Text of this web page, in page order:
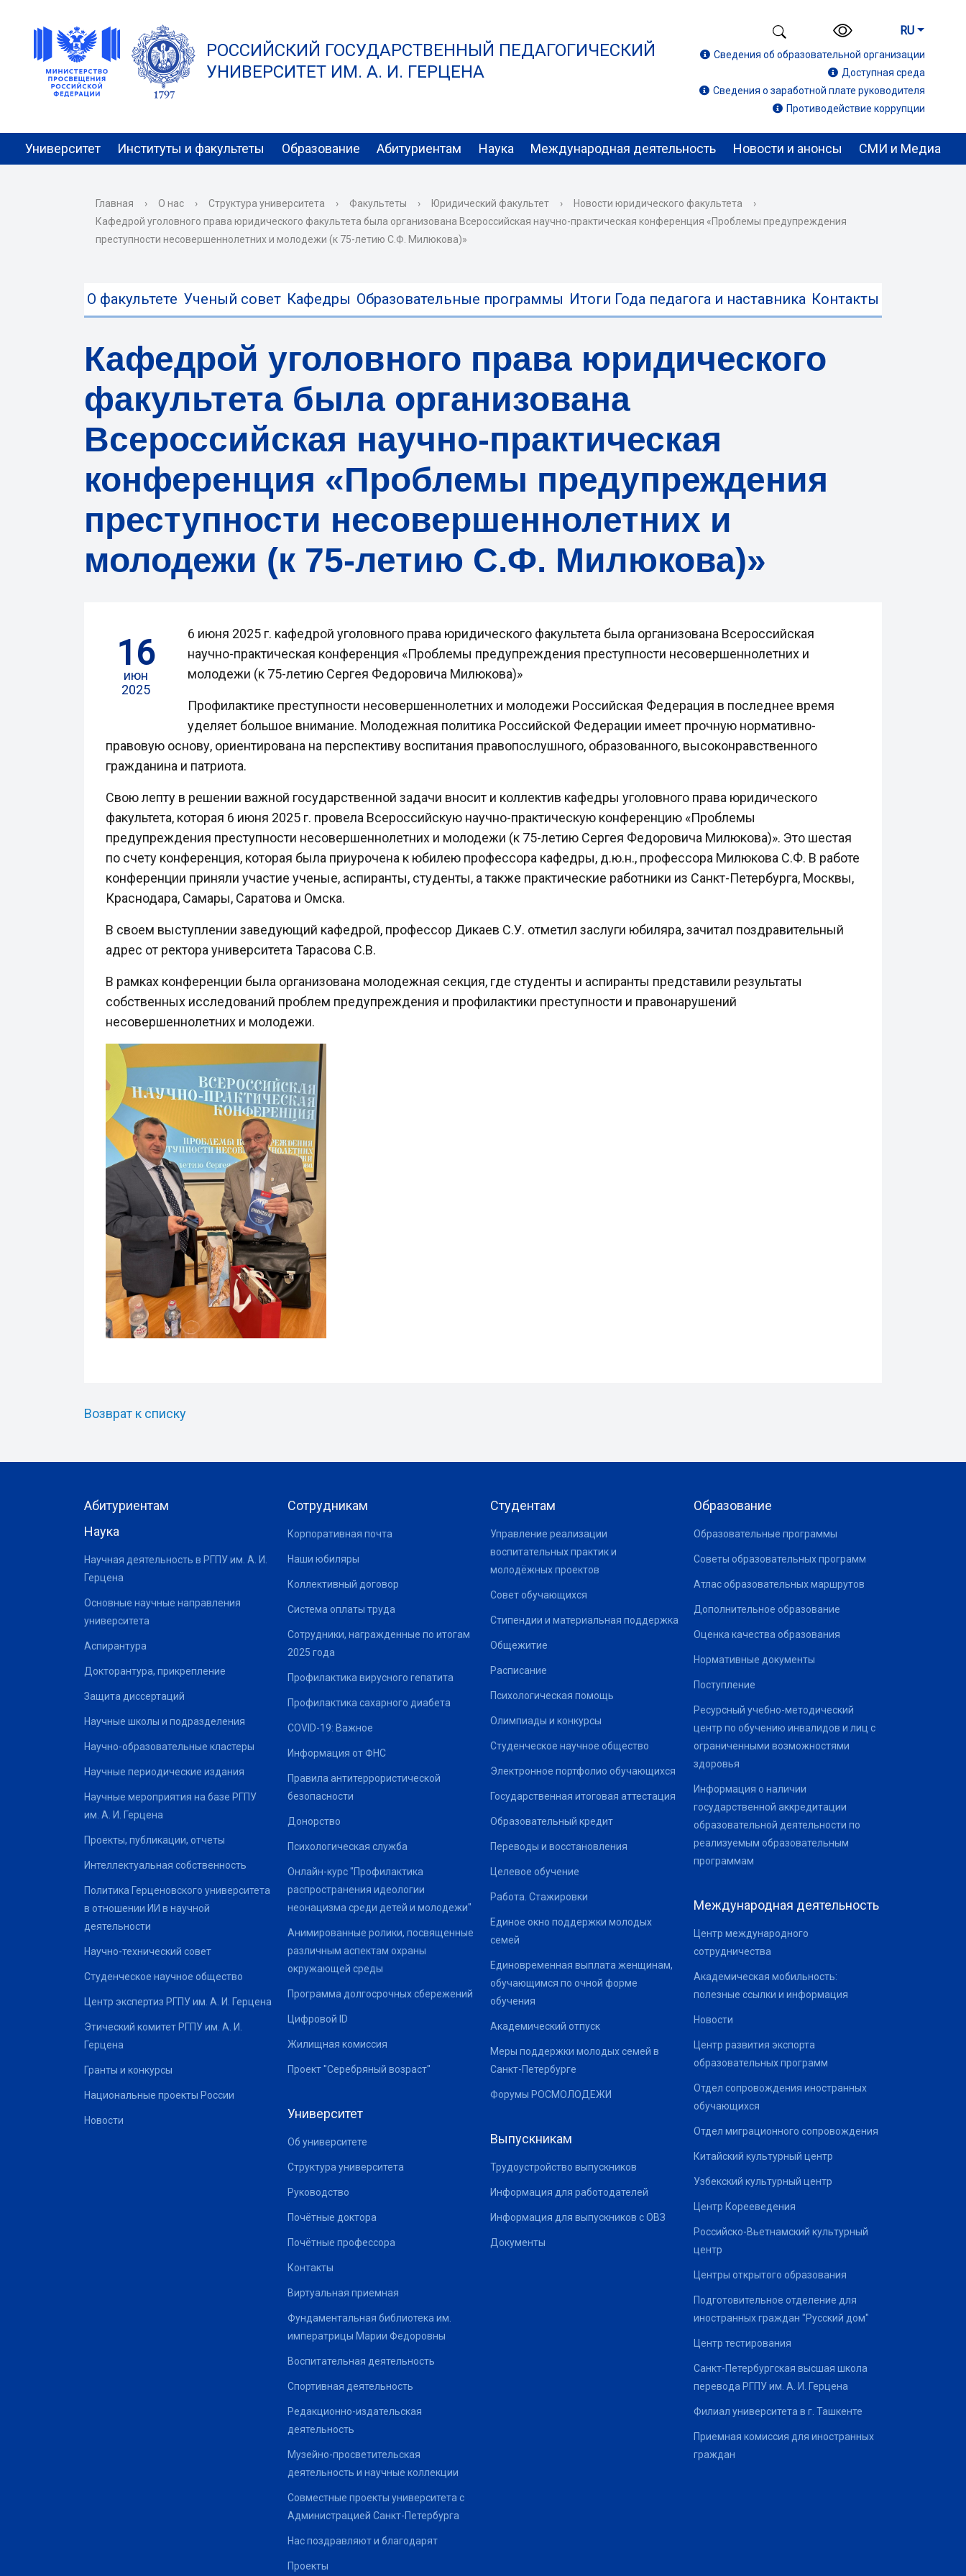
РОССИЙСКИЙ ГОСУДАРСТВЕННЫЙ ПЕДАГОГИЧЕСКИЙ
УНИВЕРСИТЕТ ИМ. А. И. ГЕРЦЕНА
RU
Сведения об образовательной организации
Доступная среда
Сведения о заработной плате руководителя
Противодействие коррупции
Университет Институты и факультеты Образование Абитуриентам Наука Международная деятельность Новости и анонсы СМИ и Медиа
Главная › О нас › Структура университета › Факультеты › Юридический факультет › Новости юридического факультета
›
Кафедрой уголовного права юридического факультета была организована Всероссийская научно-практическая конференция «Проблемы предупреждения
преступности несовершеннолетних и молодежи (к 75-летию С.Ф. Милюкова)»
О факультете Ученый совет Кафедры Образовательные программы Итоги Года педагога и наставника Контакты
Кафедрой уголовного права юридического
факультета была организована
Всероссийская научно-практическая
конференция «Проблемы предупреждения
преступности несовершеннолетних и
молодежи (к 75-летию С.Ф. Милюкова)»
16
июн
2025
6 июня 2025 г. кафедрой уголовного права юридического факультета была организована Всероссийская
научно-практическая конференция «Проблемы предупреждения преступности несовершеннолетних и
молодежи (к 75-летию Сергея Федоровича Милюкова)»
Профилактике преступности несовершеннолетних и молодежи Российская Федерация в последнее время
уделяет большое внимание. Молодежная политика Российской Федерации имеет прочную нормативно-
правовую основу, ориентирована на перспективу воспитания правопослушного, образованного, высоконравственного
гражданина и патриота.
Свою лепту в решении важной государственной задачи вносит и коллектив кафедры уголовного права юридического
факультета, которая 6 июня 2025 г. провела Всероссийскую научно-практическую конференцию «Проблемы
предупреждения преступности несовершеннолетних и молодежи (к 75-летию Сергея Федоровича Милюкова)». Это шестая
по счету конференция, которая была приурочена к юбилею профессора кафедры, д.ю.н., профессора Милюкова С.Ф. В работе
конференции приняли участие ученые, аспиранты, студенты, а также практические работники из Санкт-Петербурга, Москвы,
Краснодара, Самары, Саратова и Омска.
В своем выступлении заведующий кафедрой, профессор Дикаев С.У. отметил заслуги юбиляра, зачитал поздравительный
адрес от ректора университета Тарасова С.В.
В рамках конференции была организована молодежная секция, где студенты и аспиранты представили результаты
собственных исследований проблем предупреждения и профилактики преступности и правонарушений
несовершеннолетних и молодежи.
Возврат к списку
Абитуриентам
Наука
Научная деятельность в РГПУ им. А. И.
Герцена
Основные научные направления
университета
Аспирантура
Докторантура, прикрепление
Защита диссертаций
Научные школы и подразделения
Научно-образовательные кластеры
Научные периодические издания
Научные мероприятия на базе РГПУ
им. А. И. Герцена
Проекты, публикации, отчеты
Интеллектуальная собственность
Политика Герценовского университета
в отношении ИИ в научной
деятельности
Научно-технический совет
Студенческое научное общество
Центр экспертиз РГПУ им. А. И. Герцена
Этический комитет РГПУ им. А. И.
Герцена
Гранты и конкурсы
Национальные проекты России
Новости
Сотрудникам
Корпоративная почта
Наши юбиляры
Коллективный договор
Система оплаты труда
Сотрудники, награжденные по итогам
2025 года
Профилактика вирусного гепатита
Профилактика сахарного диабета
COVID-19: Важное
Информация от ФНС
Правила антитеррористической
безопасности
Донорство
Психологическая служба
Онлайн-курс "Профилактика
распространения идеологии
неонацизма среди детей и молодежи"
Анимированные ролики, посвященные
различным аспектам охраны
окружающей среды
Программа долгосрочных сбережений
Цифровой ID
Жилищная комиссия
Проект "Серебряный возраст"
Университет
Об университете
Структура университета
Руководство
Почётные доктора
Почётные профессора
Контакты
Виртуальная приемная
Фундаментальная библиотека им.
императрицы Марии Федоровны
Воспитательная деятельность
Спортивная деятельность
Редакционно-издательская
деятельность
Музейно-просветительская
деятельность и научные коллекции
Совместные проекты университета с
Администрацией Санкт-Петербурга
Нас поздравляют и благодарят
Проекты
Студентам
Управление реализации
воспитательных практик и
молодёжных проектов
Совет обучающихся
Стипендии и материальная поддержка
Общежитие
Расписание
Психологическая помощь
Олимпиады и конкурсы
Студенческое научное общество
Электронное портфолио обучающихся
Государственная итоговая аттестация
Образовательный кредит
Переводы и восстановления
Целевое обучение
Работа. Стажировки
Единое окно поддержки молодых
семей
Единовременная выплата женщинам,
обучающимся по очной форме
обучения
Академический отпуск
Меры поддержки молодых семей в
Санкт-Петербурге
Форумы РОСМОЛОДЕЖИ
Выпускникам
Трудоустройство выпускников
Информация для работодателей
Информация для выпускников с ОВЗ
Документы
Образование
Образовательные программы
Советы образовательных программ
Атлас образовательных маршрутов
Дополнительное образование
Оценка качества образования
Нормативные документы
Поступление
Ресурсный учебно-методический
центр по обучению инвалидов и лиц с
ограниченными возможностями
здоровья
Информация о наличии
государственной аккредитации
образовательной деятельности по
реализуемым образовательным
программам
Международная деятельность
Центр международного
сотрудничества
Академическая мобильность:
полезные ссылки и информация
Новости
Центр развития экспорта
образовательных программ
Отдел сопровождения иностранных
обучающихся
Отдел миграционного сопровождения
Китайский культурный центр
Узбекский культурный центр
Центр Корееведения
Российско-Вьетнамский культурный
центр
Центры открытого образования
Подготовительное отделение для
иностранных граждан "Русский дом"
Центр тестирования
Санкт-Петербургская высшая школа
перевода РГПУ им. А. И. Герцена
Филиал университета в г. Ташкенте
Приемная комиссия для иностранных
граждан